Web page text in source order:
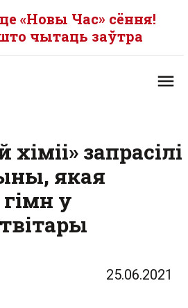
«Новы Час» сёння!
чытаць заўтра
запрасілі
якая
гімн у
25.06.2021